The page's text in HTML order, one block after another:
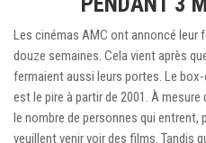
Les cinémas AMC ont annoncé leur
douze semaines. Cela vient après
fermaient aussi leurs portes. Le
est le pire à partir de 2001. À
le nombre de personnes qui entrent,
veuillent venir voir des films. Tandis